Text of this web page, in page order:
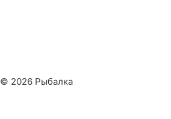
© 2026 Рыбалка